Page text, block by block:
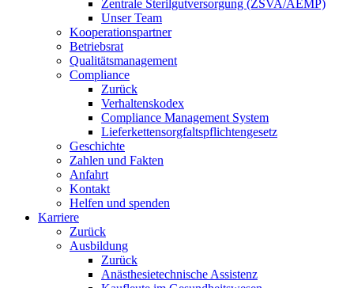
Zentrale Sterilgutversorgung (ZSVA/AEMP)
Unser Team
Kooperationspartner
Betriebsrat
Qualitätsmanagement
Compliance
Zurück
Verhaltenskodex
Compliance Management System
Lieferkettensorgfaltspflichtengesetz
Geschichte
Zahlen und Fakten
Anfahrt
Kontakt
Helfen und spenden
Karriere
Zurück
Ausbildung
Zurück
Anästhesietechnische Assistenz